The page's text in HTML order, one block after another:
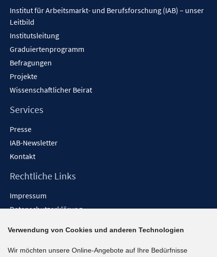
Institut für Arbeitsmarkt- und Berufsforschung (IAB) – unser
Leitbild
Institutsleitung
Graduiertenprogramm
Befragungen
Projekte
Wissenschaftlicher Beirat
Services
Presse
IAB-Newsletter
Kontakt
Rechtliche Links
Impressum
Datenschutzerklärung
Barrieren melden
Verwendung von Cookies und anderen Technologien
Wir möchten unsere Online-Angebote auf Ihre Bedürfnisse